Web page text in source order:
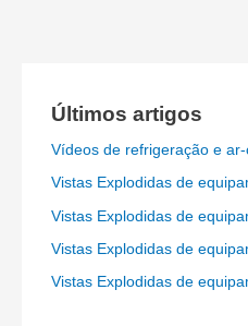
Últimos artigos
Vídeos de refrigeração e
Vistas Explodidas de
Vistas Explodidas de
Vistas Explodidas de
Vistas Explodidas de